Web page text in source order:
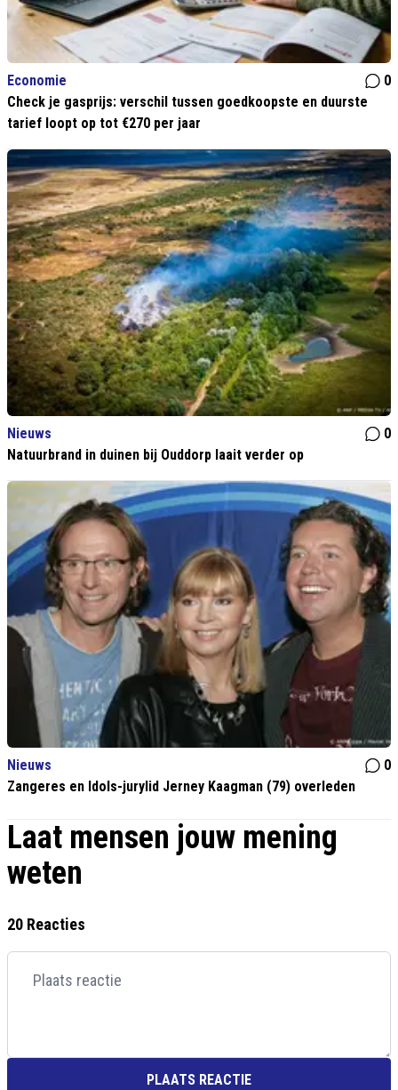
Economie
0
Check je gasprijs: verschil tussen goedkoopste en duurste
tarief loopt op tot €270 per jaar
Nieuws
0
Natuurbrand in duinen bij Ouddorp laait verder op
Nieuws
0
Zangeres en Idols-jurylid Jerney Kaagman (79) overleden
Laat mensen jouw mening
weten
20 Reacties
PLAATS REACTIE